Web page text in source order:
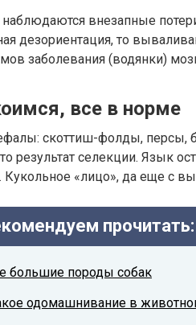
внезапные
дезориентация, то
заболевания (водянки)
все в норме
скоттиш-фолды, персы,
результат селекции. Язык
Кукольное «лицо», да еще с
прочитать:
большие породы собак
одомашнивание в